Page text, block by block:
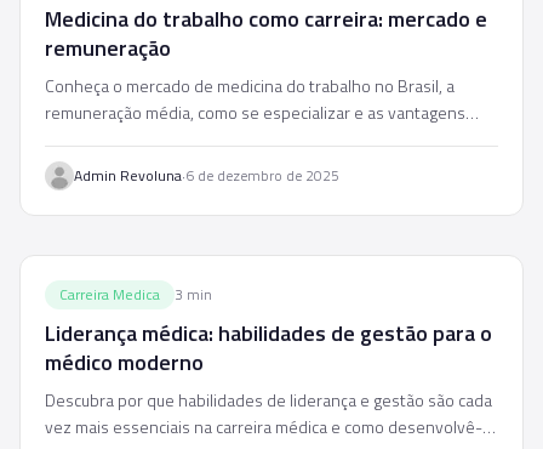
Medicina do trabalho como carreira: mercado e
remuneração
Conheça o mercado de medicina do trabalho no Brasil, a
remuneração média, como se especializar e as vantagens
Admin Revoluna·6 de dezembro de 2025
Carreira Medica 3 min
Liderança médica: habilidades de gestão para o
médico moderno
Descubra por que habilidades de liderança e gestão são cada
vez mais essenciais na carreira médica e como desenvolvê-